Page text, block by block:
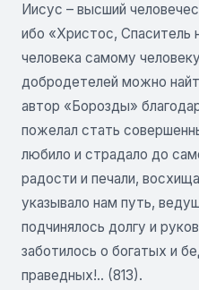
Иисус – высший
ибо «Христос, Спаситель
человека самому
добродетелей можно
автор «Борозды»
пожелал стать
любило и страдало до
радости и печали,
указывало нам путь,
подчинялось долгу и
заботилось о богатых и
праведных!.. (813).